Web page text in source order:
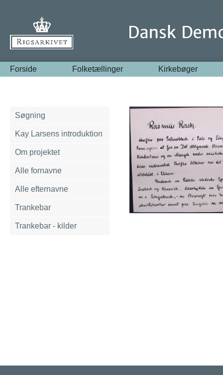
Forside Folketællinger Kirkebøger
Søgning
Kay Larsens introduktion
Om projektet
Alle fornavne
Alle efternavne
Trankebar
Trankebar - kilder